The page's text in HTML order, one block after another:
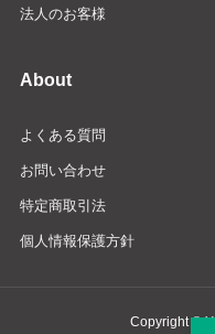
法人のお客様
About
よくある質問
お問い合わせ
特定商取引法
個人情報保護方針
Copyright ©